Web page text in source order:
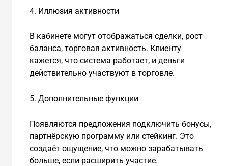
4. Иллюзия активности
В кабинете могут отображаться сделки, рост
баланса, торговая активность. Клиенту
кажется, что система работает, и деньги
действительно участвуют в торговле.
5. Дополнительные функции
Появляются предложения подключить бонусы,
партнёрскую программу или стейкинг. Это
создаёт ощущение, что можно зарабатывать
больше, если расширить участие.